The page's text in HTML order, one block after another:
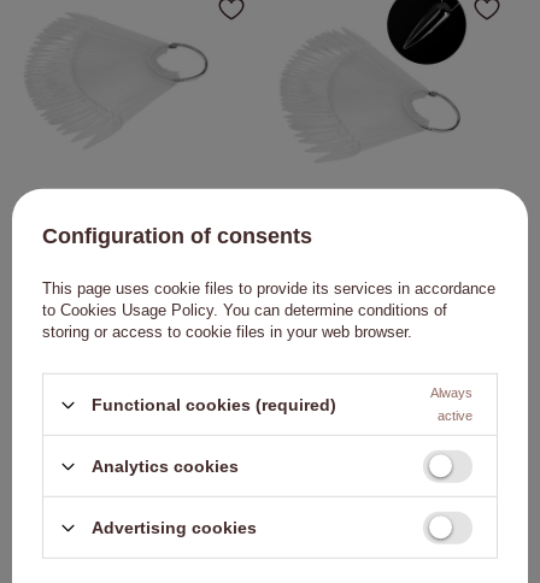
Muestra de pinceles para ruedas de
transparente, 40 unidades, mate
A LA CESTA
Haga clic para añadir
transparente, 50 unidades
A LA CESTA
Haga clic para añadir
NUESTRO BESTSELLER
Configuration of consents
This page uses cookie files to provide its services in accordance
to Cookies Usage Policy. You can determine conditions of
storing or access to cookie files in your web browser.
Functional cookies (required)
Always
active
Analytics cookies
Advertising cookies